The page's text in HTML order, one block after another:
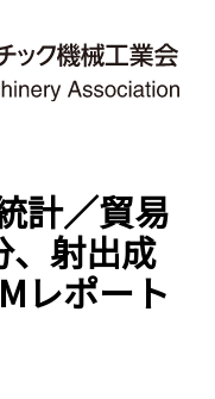
計／貿易
、射出成
レポート